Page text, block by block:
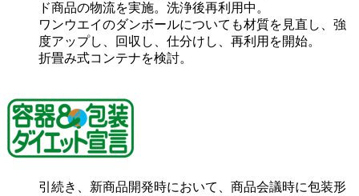
ド商品の物流を実施。洗浄後再利用中。
ワンウエイのダンボールについても材質を見直し、強
度アップし、回収し、仕分けし、再利用を開始。
折畳み式コンテナを検討。
引続き、新商品開発時において、商品会議時に包装形